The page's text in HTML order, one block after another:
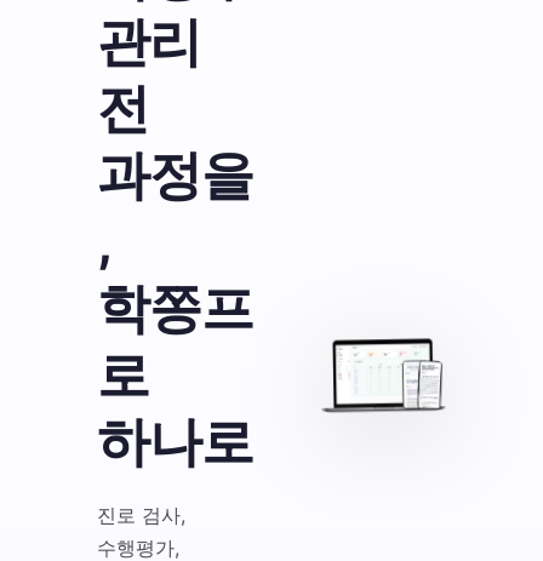
관리
전
과정을
,
학쫑프
로
하나로
진로 검사,
수행평가,